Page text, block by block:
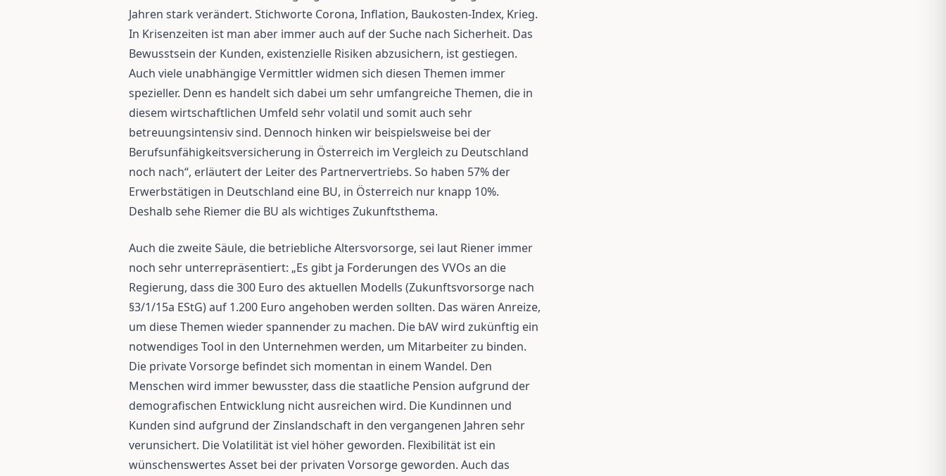
Jahren stark verändert. Stichworte Corona, Inflation, Baukosten-Index, Krieg.
In Krisenzeiten ist man aber immer auch auf der Suche nach Sicherheit. Das
Bewusstsein der Kunden, existenzielle Risiken abzusichern, ist gestiegen.
Auch viele unabhängige Vermittler widmen sich diesen Themen immer
spezieller. Denn es handelt sich dabei um sehr umfangreiche Themen, die in
diesem wirtschaftlichen Umfeld sehr volatil und somit auch sehr
betreuungsintensiv sind. Dennoch hinken wir beispielsweise bei der
Berufsunfähigkeitsversicherung in Österreich im Vergleich zu Deutschland
noch nach“, erläutert der Leiter des Partnervertriebs. So haben 57% der
Erwerbstätigen in Deutschland eine BU, in Österreich nur knapp 10%.
Deshalb sehe Riemer die BU als wichtiges Zukunftsthema.
Auch die zweite Säule, die betriebliche Altersvorsorge, sei laut Riener immer
noch sehr unterrepräsentiert: „Es gibt ja Forderungen des VVOs an die
Regierung, dass die 300 Euro des aktuellen Modells (Zukunftsvorsorge nach
§3/1/15a EStG) auf 1.200 Euro angehoben werden sollten. Das wären Anreize,
um diese Themen wieder spannender zu machen. Die bAV wird zukünftig ein
notwendiges Tool in den Unternehmen werden, um Mitarbeiter zu binden.
Die private Vorsorge befindet sich momentan in einem Wandel. Den
Menschen wird immer bewusster, dass die staatliche Pension aufgrund der
demografischen Entwicklung nicht ausreichen wird. Die Kundinnen und
Kunden sind aufgrund der Zinslandschaft in den vergangenen Jahren sehr
verunsichert. Die Volatilität ist viel höher geworden. Flexibilität ist ein
wünschenswertes Asset bei der privaten Vorsorge geworden. Auch das